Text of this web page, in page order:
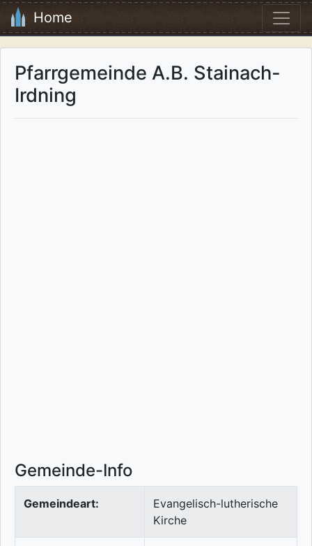
Home
Pfarrgemeinde A.B. Stainach-
Irdning
Gemeinde-Info
Gemeindeart:
Evangelisch-lutherische
Kirche